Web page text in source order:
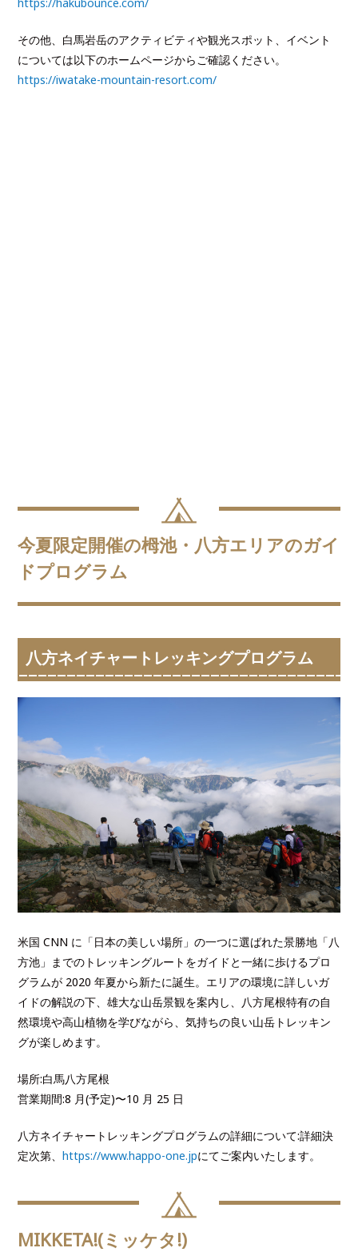
その他、白馬岩岳のアクティビティや観光スポット、イベント
については以下のホームページからご確認ください。
https://iwatake-mountain-resort.com/
今夏限定開催の栂池・八方エリアのガイ
ドプログラム
八方ネイチャートレッキングプログラム
米国 CNN に「日本の美しい場所」の一つに選ばれた景勝地「八
方池」までのトレッキングルートをガイドと一緒に歩けるプロ
グラムが 2020 年夏から新たに誕生。エリアの環境に詳しいガ
イドの解説の下、雄大な山岳景観を案内し、八方尾根特有の自
然環境や高山植物を学びながら、気持ちの良い山岳トレッキン
グが楽しめます。
場所:白馬八方尾根
営業期間:8 月(予定)〜10 月 25 日
八方ネイチャートレッキングプログラムの詳細について:詳細決
定次第、https://www.happo-one.jpにてご案内いたします。
MIKKETA!(ミッケタ!)